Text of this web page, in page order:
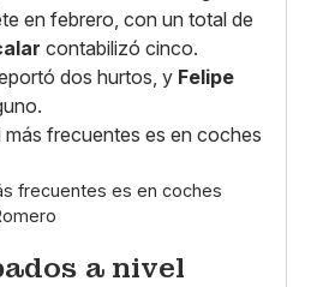
en febrero, con un total de
contabilizó cinco.
dos hurtos, y Felipe
frecuentes es en coches
a nivel